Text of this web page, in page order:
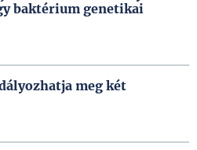
baktérium genetikai
meg két